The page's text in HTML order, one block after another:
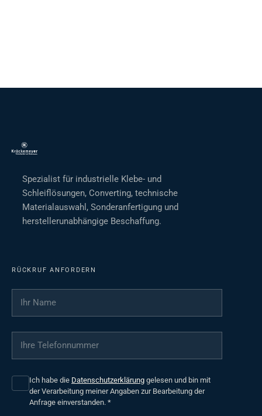
Spezialist für industrielle Klebe- und
Schleiflösungen, Converting, technische
Materialauswahl, Sonderanfertigung und
herstellerunabhängige Beschaffung.
RÜCKRUF ANFORDERN
Ihr Name
Ihre Telefonnummer
Ich habe die Datenschutzerklärung gelesen und bin mit
der Verarbeitung meiner Angaben zur Bearbeitung der
Anfrage einverstanden. *